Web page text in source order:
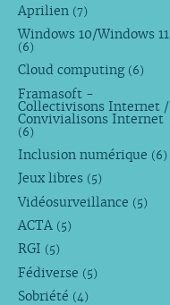
Aprilien (7)
Windows 10/Windows 11
(6)
Cloud computing (6)
Framasoft -
Collectivisons Internet /
Convivialisons Internet
(6)
Inclusion numérique (6)
Jeux libres (5)
Vidéosurveillance (5)
ACTA (5)
RGI (5)
Fédiverse (5)
Sobriété (4)